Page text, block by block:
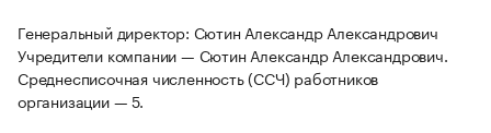
Генеральный директор: Сютин Александр Александрович
Учредители компании — Сютин Александр Александрович.
Среднесписочная численность (ССЧ) работников
организации — 5.